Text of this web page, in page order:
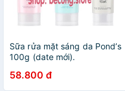
Sữa rửa mặt sáng da Pond’s
100g (date mới).
58.800 đ